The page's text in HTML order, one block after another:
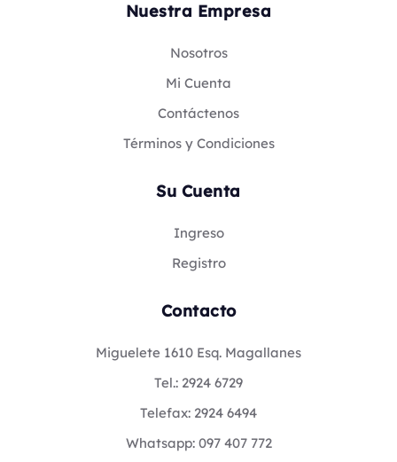
Nuestra Empresa
Nosotros
Mi Cuenta
Contáctenos
Términos y Condiciones
Su Cuenta
Ingreso
Registro
Contacto
Miguelete 1610 Esq. Magallanes
Tel.: 2924 6729
Telefax: 2924 6494
Whatsapp: 097 407 772